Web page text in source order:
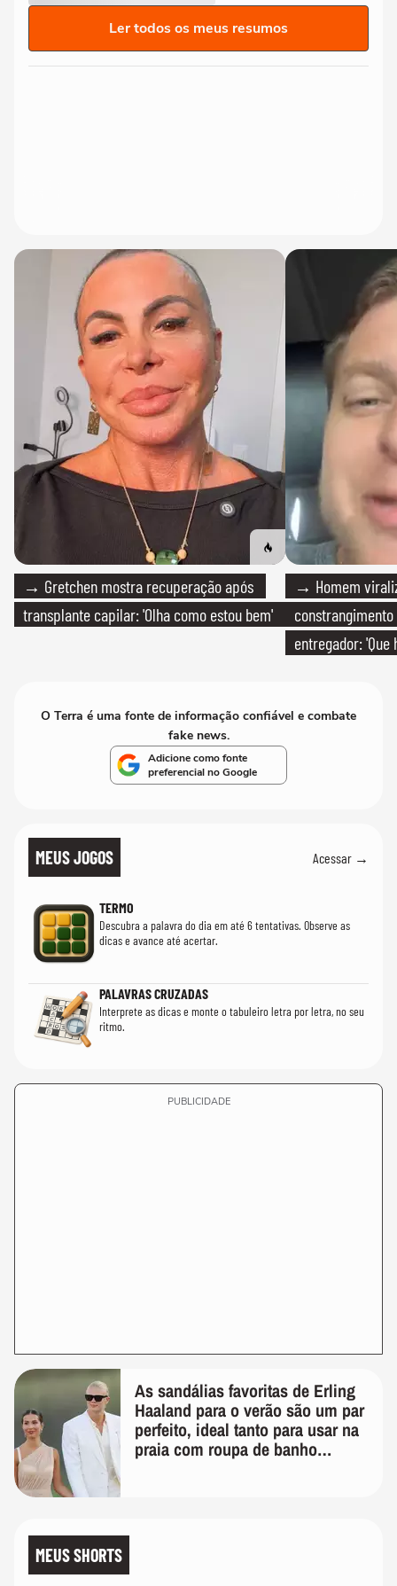
Ler todos os meus resumos
→ Gretchen mostra recuperação após
transplante capilar: 'Olha como estou bem'
→ Homem
entregador: 'Que
O Terra é uma fonte de informação confiável e combate
fake news.
Adicione como fonte
preferencial no Google
MEUS JOGOS Acessar →
TERMO
Descubra a palavra do dia em até 6 tentativas. Observe as
dicas e avance até acertar.
PALAVRAS CRUZADAS
Interprete as dicas e monte o tabuleiro letra por letra, no seu
ritmo.
PUBLICIDADE
As sandálias favoritas de Erling
Haaland para o verão são um par
perfeito, ideal tanto para usar na
praia com roupa de banho
MEUS SHORTS